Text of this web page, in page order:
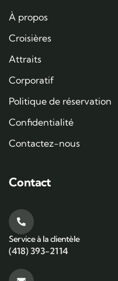
À propos
Croisières
Attraits
Corporatif
Politique de réservation
Confidentialité
Contactez-nous
Contact
Service à la clientèle
(418) 393-2114